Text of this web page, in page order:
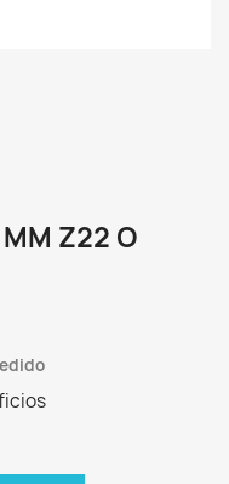
Z22 O